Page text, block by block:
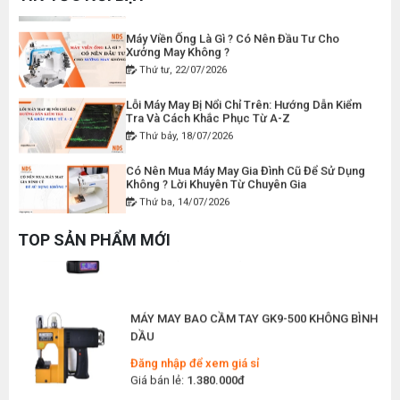
Xưởng May Không ?
Thứ tư, 22/07/2026
Tra Và Cách Khắc Phục Từ A-Z
Thứ bảy, 18/07/2026
Không ? Lời Khuyên Từ Chuyên Gia
Thứ ba, 14/07/2026
Và Nguyên Lý Hoạt Động
Thứ ba, 07/07/2026
Máy Trải Vải Công Nghiệp: Giải Pháp Tự Động
Hóa Giúp Xưởng May Tăng Năng Suất
Thứ bảy, 04/07/2026
TOP SẢN PHẨM MỚI
Giá bán lẻ:
DÂY ĐIỆN MÁY CẮT VẢI CẦM TAY YJ-65
Đăng nhập để xem giá sỉ
Giá bán lẻ:120.000đ
MÁY MAY BAO CẦM TAY CHẠY PIN GK9-520
Giá bán lẻ:
DẦU
Đăng nhập để xem giá sỉ
Giá bán lẻ: 1.380.000đ